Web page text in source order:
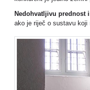
Nedohvatljivu prednost
ako je riječ o sustavu koji